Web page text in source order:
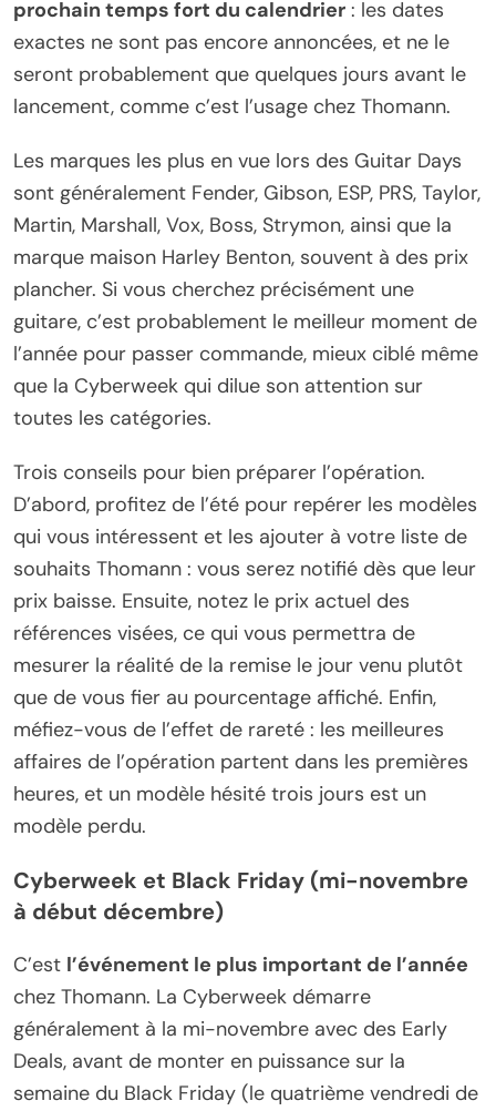
prochain temps fort du calendrier : les dates
exactes ne sont pas encore annoncées, et ne le
seront probablement que quelques jours avant le
lancement, comme c’est l’usage chez Thomann.
Les marques les plus en vue lors des Guitar Days
sont généralement Fender, Gibson, ESP, PRS, Taylor,
Martin, Marshall, Vox, Boss, Strymon, ainsi que la
marque maison Harley Benton, souvent à des prix
plancher. Si vous cherchez précisément une
guitare, c’est probablement le meilleur moment de
l’année pour passer commande, mieux ciblé même
que la Cyberweek qui dilue son attention sur
toutes les catégories.
Trois conseils pour bien préparer l’opération.
D’abord, profitez de l’été pour repérer les modèles
qui vous intéressent et les ajouter à votre liste de
souhaits Thomann : vous serez notifié dès que leur
prix baisse. Ensuite, notez le prix actuel des
références visées, ce qui vous permettra de
mesurer la réalité de la remise le jour venu plutôt
que de vous fier au pourcentage affiché. Enfin,
méfiez-vous de l’effet de rareté : les meilleures
affaires de l’opération partent dans les premières
heures, et un modèle hésité trois jours est un
modèle perdu.
Cyberweek et Black Friday (mi-novembre
à début décembre)
C’est l’événement le plus important de l’année
chez Thomann. La Cyberweek démarre
généralement à la mi-novembre avec des Early
Deals, avant de monter en puissance sur la
semaine du Black Friday (le quatrième vendredi de